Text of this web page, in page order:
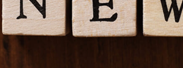
グループ会社
お役立ち情報